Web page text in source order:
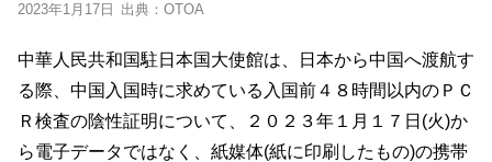
2023年1月17日 出典：OTOA
中華人民共和国駐日本国大使館は、日本から中国へ渡航す
る際、中国入国時に求めている入国前４８時間以内のＰＣ
Ｒ検査の陰性証明について、２０２３年１月１７日(火)か
ら電子データではなく、紙媒体(紙に印刷したもの)の携帯